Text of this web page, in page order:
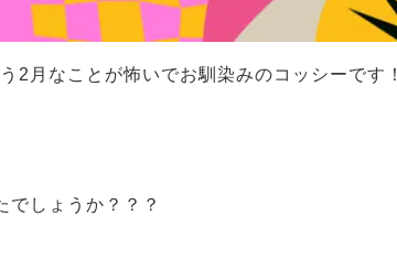
2月なことが怖いでお馴染みのコッシーです！
でしょうか？？？